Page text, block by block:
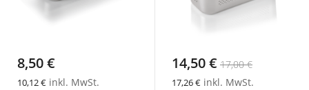
8,50 €
10,12 € inkl. MwSt.
14,50 € 17,00 €
17,26 € inkl. MwSt.